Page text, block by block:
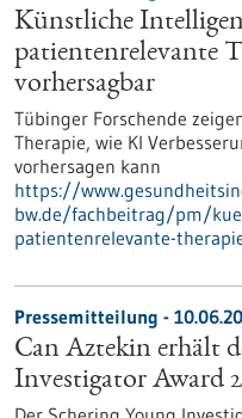
Künstliche
patientenrelevante
vorhersagbar
Tübinger Forschende
Therapie, wie KI
vorhersagen kann
https://
bw.de/fachbeitrag/pm/
patientenrelevante-
Pressemitteilung -
Can Aztekin erhält
Investigator Award